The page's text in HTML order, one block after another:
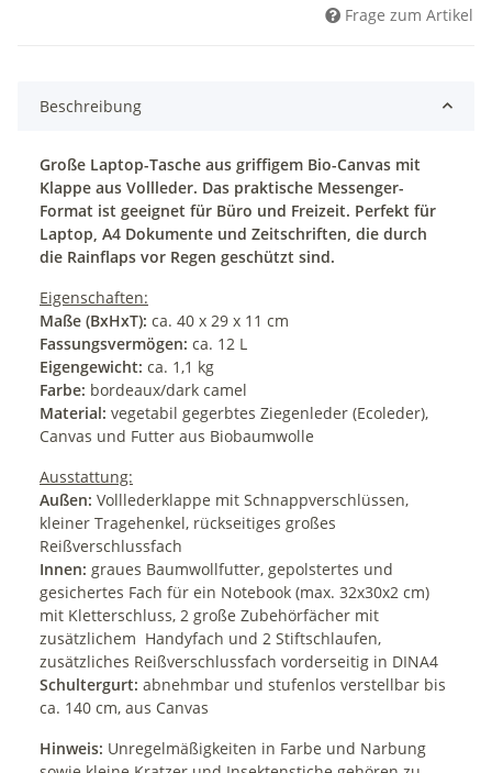
Frage zum Artikel
Beschreibung
Große Laptop-Tasche aus griffigem Bio-Canvas mit
Klappe aus Vollleder. Das praktische Messenger-
Format ist geeignet für Büro und Freizeit. Perfekt für
Laptop, A4 Dokumente und Zeitschriften, die durch
die Rainflaps vor Regen geschützt sind.
Eigenschaften:
Maße (BxHxT): ca. 40 x 29 x 11 cm
Fassungsvermögen: ca. 12 L
Eigengewicht: ca. 1,1 kg
Farbe: bordeaux/dark camel
Material: vegetabil gegerbtes Ziegenleder (Ecoleder),
Canvas und Futter aus Biobaumwolle
Ausstattung:
Außen: Volllederklappe mit Schnappverschlüssen,
kleiner Tragehenkel, rückseitiges großes
Reißverschlussfach
Innen: graues Baumwollfutter, gepolstertes und
gesichertes Fach für ein Notebook (max. 32x30x2 cm)
mit Kletterschluss, 2 große Zubehörfächer mit
zusätzlichem Handyfach und 2 Stiftschlaufen,
zusätzliches Reißverschlussfach vorderseitig in DINA4
Schultergurt: abnehmbar und stufenlos verstellbar bis
ca. 140 cm, aus Canvas
Hinweis: Unregelmäßigkeiten in Farbe und Narbung